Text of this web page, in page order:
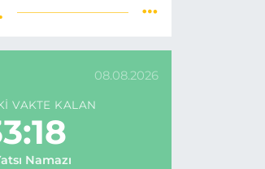
08.08.2026
VAKTE KALAN
Namazı